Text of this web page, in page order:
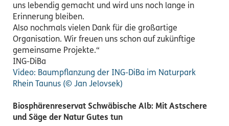
uns lebendig gemacht und wird uns noch lange in
Erinnerung bleiben.
Also nochmals vielen Dank für die großartige
Organisation. Wir freuen uns schon auf zukünftige
gemeinsame Projekte.“
ING-DiBa
Video: Baumpflanzung der ING-DiBa im Naturpark
Rhein Taunus (© Jan Jelovsek)
Biosphärenreservat Schwäbische Alb: Mit Astschere
und Säge der Natur Gutes tun